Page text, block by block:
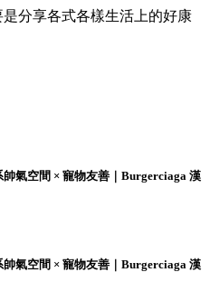
分享各式各樣生活上的好康
帥氣空間 × 寵物友善｜Burgerciaga 漢
帥氣空間 × 寵物友善｜Burgerciaga 漢